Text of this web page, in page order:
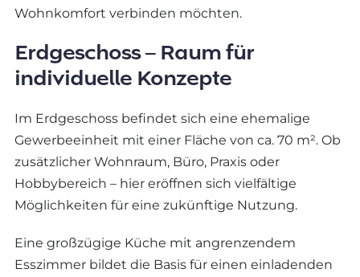
Wohnkomfort verbinden möchten.
Erdgeschoss – Raum für
individuelle Konzepte
Im Erdgeschoss befindet sich eine ehemalige
Gewerbeeinheit mit einer Fläche von ca. 70 m². Ob
zusätzlicher Wohnraum, Büro, Praxis oder
Hobbybereich – hier eröffnen sich vielfältige
Möglichkeiten für eine zukünftige Nutzung.
Eine großzügige Küche mit angrenzendem
Esszimmer bildet die Basis für einen einladenden